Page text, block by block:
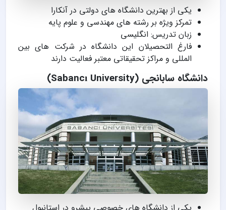
یکی از بهترین دانشگاه های دولتی در آنکارا
تمرکز ویژه بر رشته های مهندسی و علوم پایه
زبان تدریس: انگلیسی
فارغ التحصیلان این دانشگاه در شرکت های بین
المللی و مراکز تحقیقاتی معتبر فعالیت دارند
دانشگاه سابانجی (Sabancı University)